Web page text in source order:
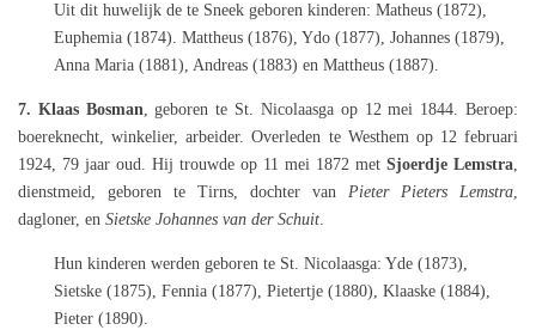
Uit dit huwelijk de te Sneek geboren kinderen: Matheus (1872),
Euphemia (1874). Mattheus (1876), Ydo (1877), Johannes (1879),
Anna Maria (1881), Andreas (1883) en Mattheus (1887).
7. Klaas Bosman, geboren te St. Nicolaasga op 12 mei 1844. Beroep:
boereknecht, winkelier, arbeider. Overleden te Westhem op 12 februari
1924, 79 jaar oud. Hij trouwde op 11 mei 1872 met Sjoerdje Lemstra,
dienstmeid, geboren te Tirns, dochter van
Pieter Pieters Lemstra,
dagloner, en Sietske Johannes van der Schuit.
Hun kinderen werden geboren te St. Nicolaasga: Yde (1873),
Sietske (1875), Fennia (1877), Pietertje (1880), Klaaske (1884),
Pieter (1890).